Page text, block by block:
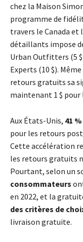
chez la Maison
programme de
travers le Canada
détaillants impose
Urban Outfitters (5
Experts (10 $).
retours gratuits sa
maintenant 1 $ pour
Aux États-Unis, 41
pour les retours
Cette accélération
les retours gratuits
Pourtant, selon un
consommateurs
en 2022, et la
des critères de
livraison gratuite.